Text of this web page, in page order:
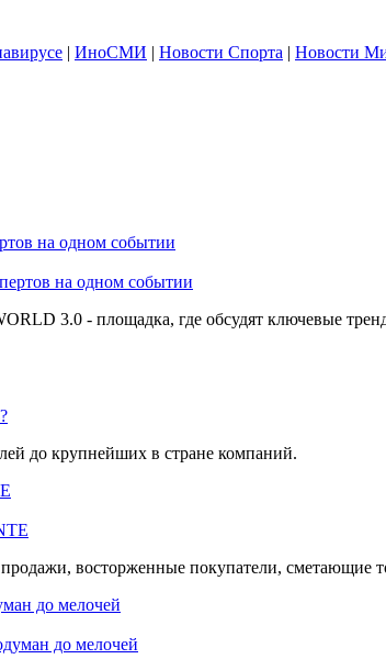
| ИноСМИ | Новости Спорта | Новости
на одном событии
3.0 - площадка, где обсудят ключевые
до крупнейших в стране компаний.
восторженные покупатели, сметающие
до мелочей